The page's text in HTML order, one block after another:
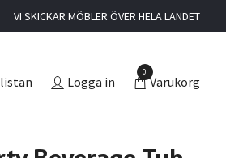
VI SKICKAR MÖBLER ÖVER HELA LANDET
Logga in
0
Varukorg